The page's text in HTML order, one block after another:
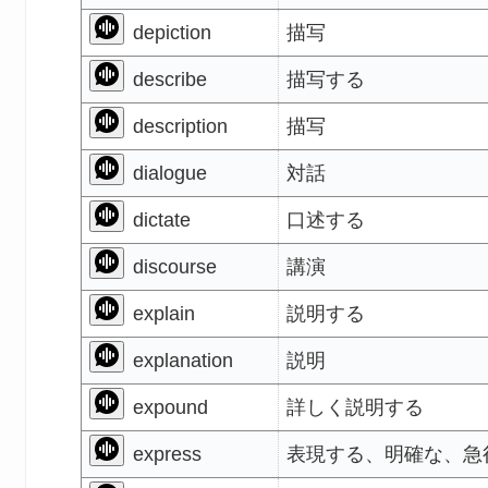
depiction 描写
describe 描写する
description 描写
dialogue 対話
dictate 口述する
discourse 講演
explain 説明する
explanation 説明
expound 詳しく説明する
express 表現する、明確な、急